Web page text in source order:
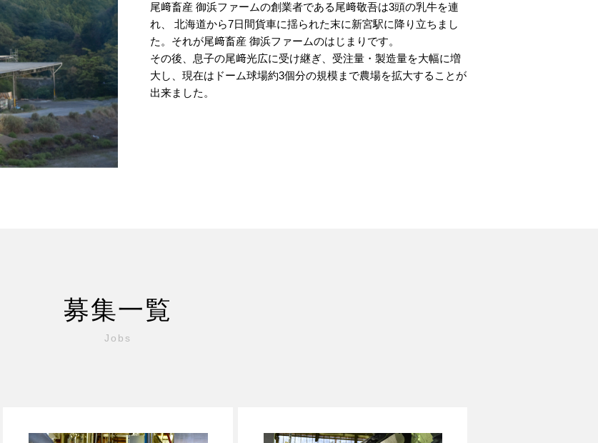
尾﨑畜産 御浜ファームの創業者である尾﨑敬吾は3頭の乳牛を連
れ、 北海道から7日間貨車に揺られた末に新宮駅に降り立ちまし
た。それが尾﨑畜産 御浜ファームのはじまりです。
その後、息子の尾﨑光広に受け継ぎ、受注量・製造量を大幅に増
大し、現在はドーム球場約3個分の規模まで農場を拡大することが
出来ました。
募集一覧
Jobs